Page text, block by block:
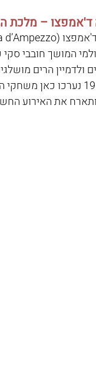
ד'אמפצו – מלכת
המושך חובבי
ולדמיין הרים
את האירוע